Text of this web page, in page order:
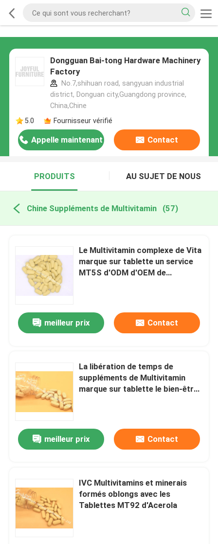
Dongguan Bai-tong Hardware Machinery
Factory
No.7,shihuan road, sangyuan industrial
district, Donguan city,Guangdong province,
China,Chine
5.0
Fournisseur vérifié
Appelle maintenant Contact
PRODUITS AU SUJET DE NOUS
Chine Suppléments de Multivitamin (57)
Le Multivitamin complexe de Vita
marque sur tablette un service
MT5S d'ODM d'OEM de
meilleur prix Contact
La libération de temps de
suppléments de Multivitamin
marque sur tablette le bien-être
meilleur prix Contact
IVC Multivitamins et minerais
formés oblongs avec les
Tablettes MT92 d'Acerola